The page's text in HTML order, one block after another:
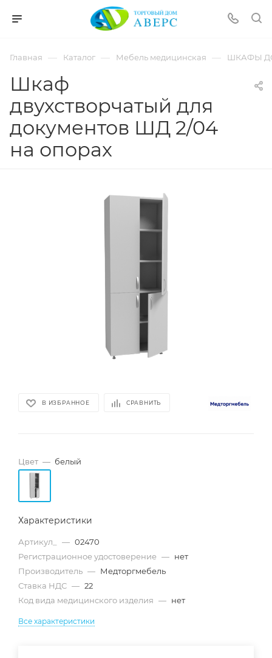
Главная — Каталог — Мебель медицинская — ШКАФЫ
Шкаф
двухстворчатый для
документов ШД 2/04
на опорах
В ИЗБРАННОЕ СРАВНИТЬ
Цвет — белый
Характеристики
Артикул_ — 02470
Регистрационное удостоверение — нет
Производитель — Медторгмебель
Ставка НДС — 22
Код вида медицинского изделия — нет
Все характеристики
pornspider.info
xnxx